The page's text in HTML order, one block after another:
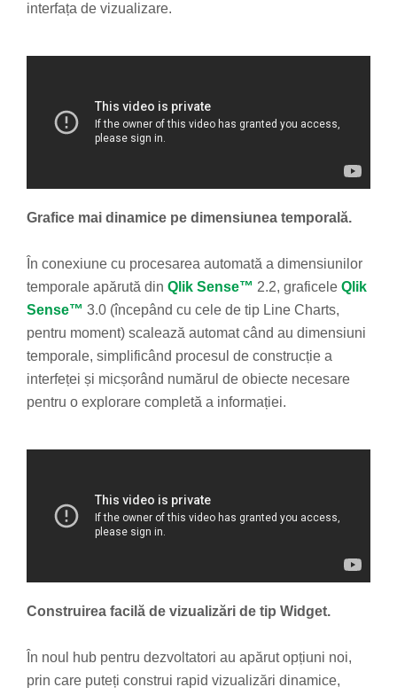
interfața de vizualizare.
Grafice mai dinamice pe dimensiunea temporală.
În conexiune cu procesarea automată a dimensiunilor
temporale apărută din Qlik Sense™ 2.2, graficele Qlik
Sense™ 3.0 (începând cu cele de tip Line Charts,
pentru moment) scalează automat când au dimensiuni
temporale, simplificând procesul de construcție a
interfeței și micșorând numărul de obiecte necesare
pentru o explorare completă a informației.
Construirea facilă de vizualizări de tip Widget.
În noul hub pentru dezvoltatori au apărut opțiuni noi,
prin care puteți construi rapid vizualizări dinamice,